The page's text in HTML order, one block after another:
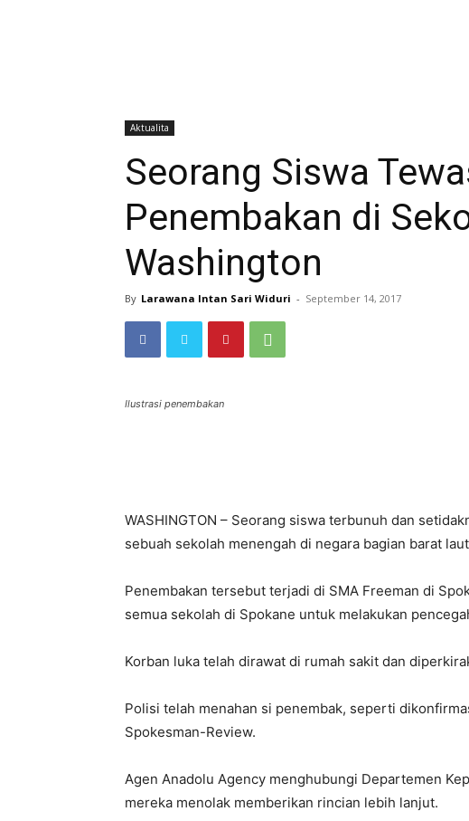
Aktualita
Seorang Siswa
Penembakan di
Washington
By Larawana Intan Sari Widuri - September 14, 2017
Ilustrasi penembakan
WASHINGTON – Seorang siswa terbunuh dan
sebuah sekolah menengah di negara bagian barat
Penembakan tersebut terjadi di SMA Freeman di
semua sekolah di Spokane untuk melakukan
Korban luka telah dirawat di rumah sakit dan
Polisi telah menahan si penembak, seperti
Spokesman-Review.
Agen Anadolu Agency menghubungi Departemen
mereka menolak memberikan rincian lebih lanjut.